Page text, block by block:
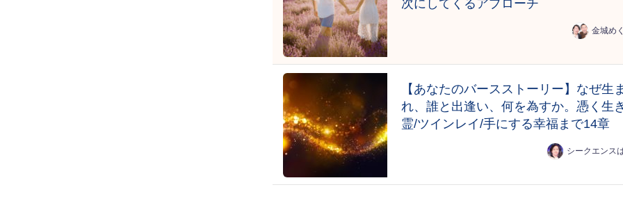
次にしてくるアプローチ
金城め
【あなたのバースストーリー】なぜ生ま
れ、誰と出逢い、何を為すか。憑く生き
霊/ツインレイ/手にする幸福まで14章
シークエンス